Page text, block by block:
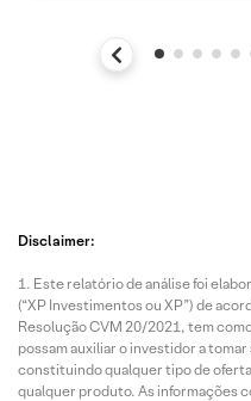
Disclaimer:
Este relatório de análise foi
(“XP Investimentos ou XP”) de
Resolução CVM 20/2021, tem
possam auxiliar o investidor a
constituindo qualquer tipo de
qualquer produto. As informações